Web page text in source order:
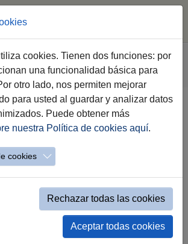
Municipales
Movilidad
Tráfico
(01 al 05/06/26)
total de tráfico
al 05 de junio de 2026
cookies. Tienen dos funciones: por
una funcionalidad básica para
otro lado, nos permiten mejorar
para usted al guardar y analizar datos
Puede obtener más
nuestra Política de cookies aquí.
cookies
Rechazar todas las cookies
Aceptar todas cookies